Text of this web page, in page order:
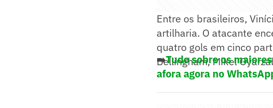
Entre os brasileiros,
artilharia. O atacante
quatro gols em cinco
Bellingham, Mikel
➡️Tudo sobre os
afora agora no